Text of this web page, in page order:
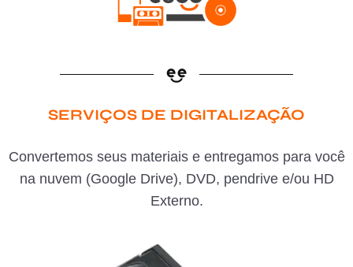
SERVIÇOS DE DIGITALIZAÇÃO
Convertemos seus materiais e entregamos para você
na nuvem (Google Drive), DVD, pendrive e/ou HD
Externo.